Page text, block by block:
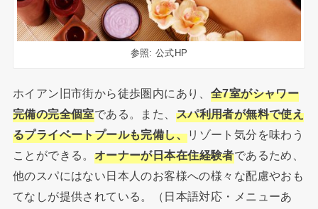
参照: 公式HP
ホイアン旧市街から徒歩圏内にあり、 全7室がシャワー
完備の完全個室である。また、 スパ利用者が無料で使え
るプライベートプールも完備し、リゾート気分を味わう
ことができる。 オーナーが日本在住経験者であるため、
他のスパにはない日本人のお客様への様々な配慮やおも
てなしが提供されている。（日本語対応・メニューあ